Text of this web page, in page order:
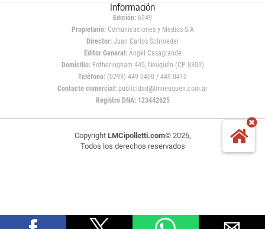
Información
Edición: 6949
Propietario:Comunicaciones y Medios S.A
Director: Juan Carlos Schroeder
Editor General:Ángel Casagrande
Domicilio:Fotheringham 445, Neuquén (CP 8300)
Teléfono: (0299) 449 0400 / 449 0410
Contacto comercial: publicidad@lmneuquen.com.ar
Registro DNA: 123442625
Copyright LMCipolletti.com© 2026,
Todos los derechos reservados